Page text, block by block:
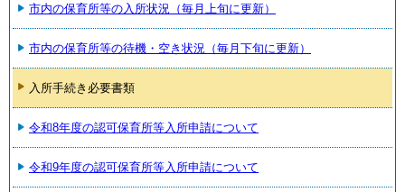
市内の保育所等の入所状況（毎月上旬に更新）
市内の保育所等の待機・空き状況（毎月下旬に更新）
入所手続き必要書類
令和8年度の認可保育所等入所申請について
令和9年度の認可保育所等入所申請について